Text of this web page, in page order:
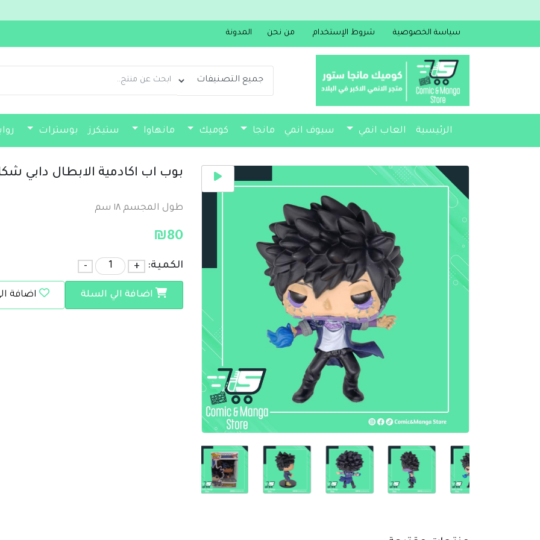
جديدنا سولو ليفلينغ من
سياسة الخصوصية شروط الإستخدام من نحن المدونة
الرئيسية العاب انمي سيوف انمي مانجا كوميك مانهاوا ستيكرز بوسترات
بوب اب اكادمية الابطال دابي
طول المجسم ١٨ سم
₪80
الكمية: +
-
اضافة الي السلة اضافة